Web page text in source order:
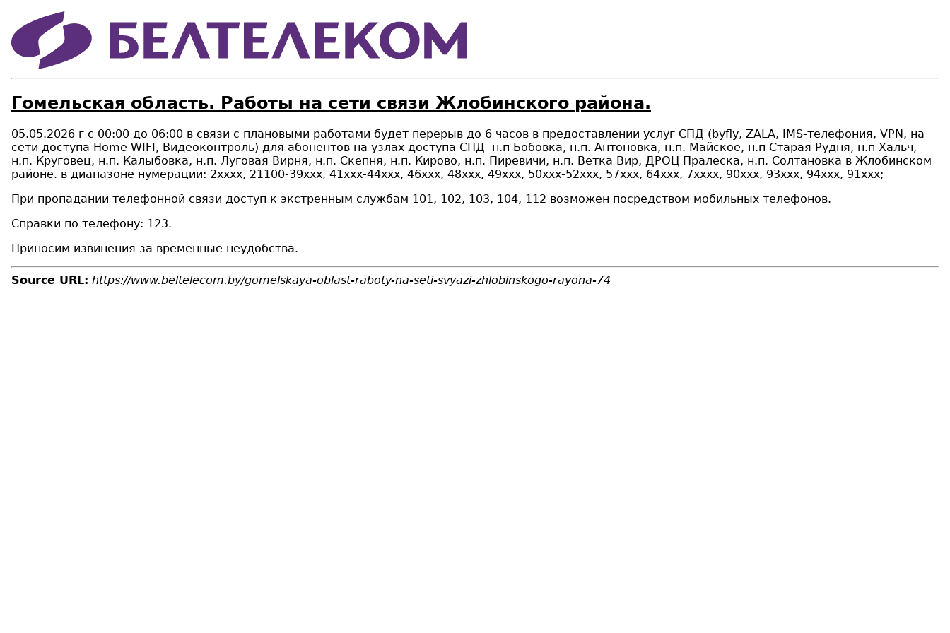
Гомельская область. Работы на сети связи Жлобинского района.
05.05.2026 г с 00:00 до 06:00 в связи с плановыми работами будет перерыв до 6 часов в предоставлении услуг СПД (byfly, ZALA, IMS-телефония, VPN, на
сети доступа Home WIFI, Видеоконтроль) для абонентов на узлах доступа СПД н.п Бобовка, н.п. Антоновка, н.п. Майское, н.п Старая Рудня, н.п Хальч,
н.п. Круговец, н.п. Калыбовка, н.п. Луговая Вирня, н.п. Скепня, н.п. Кирово, н.п. Пиревичи, н.п. Ветка Вир, ДРОЦ Пралеска, н.п. Солтановка в Жлобинском
районе. в диапазоне нумерации: 2хххх, 21100-39ххх, 41xxx-44ххх, 46xxх, 48xxx, 49xxx, 50xxx-52xxx, 57ххх, 64xxx, 7хxxx, 90ххх, 93xxx, 94xxx, 91ххх;
При пропадании телефонной связи доступ к экстренным службам 101, 102, 103, 104, 112 возможен посредством мобильных телефонов.
Справки по телефону: 123.
Приносим извинения за временные неудобства.
Source URL: https://www.beltelecom.by/gomelskaya-oblast-raboty-na-seti-svyazi-zhlobinskogo-rayona-74